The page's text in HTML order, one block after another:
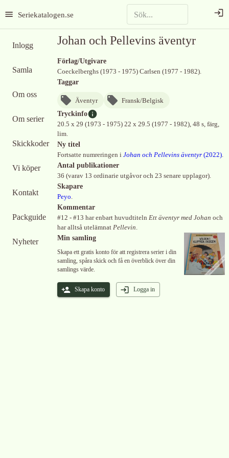
Seriekatalogen.se
Inlogg
Samla
Om oss
Om serier
Skickkoder
Vi köper
Kontakt
Packguide
Nyheter
Johan och Pellevins äventyr
Förlag/Utgivare
Coeckelberghs (1973 - 1975) Carlsen (1977 - 1982).
Taggar
Äventyr
Fransk/Belgisk
Tryckinfo
20.5 x 29 (1973 - 1975) 22 x 29.5 (1977 - 1982), 48 s, färg,
lim.
Ny titel
Fortsatte numreringen i Johan och Pellevins äventyr (2022).
Antal publikationer
36 (varav 13 ordinarie utgåvor och 23 senare upplagor).
Skapare
Peyo.
Kommentar
#12 - #13 har enbart huvudtiteln Ett äventyr med Johan och
har alltså utelämnat Pellevin.
Min samling
Skapa ett gratis konto för att registrera serier i din
samling, spåra skick och få en överblick över din
samlings värde.
Skapa konto Logga in